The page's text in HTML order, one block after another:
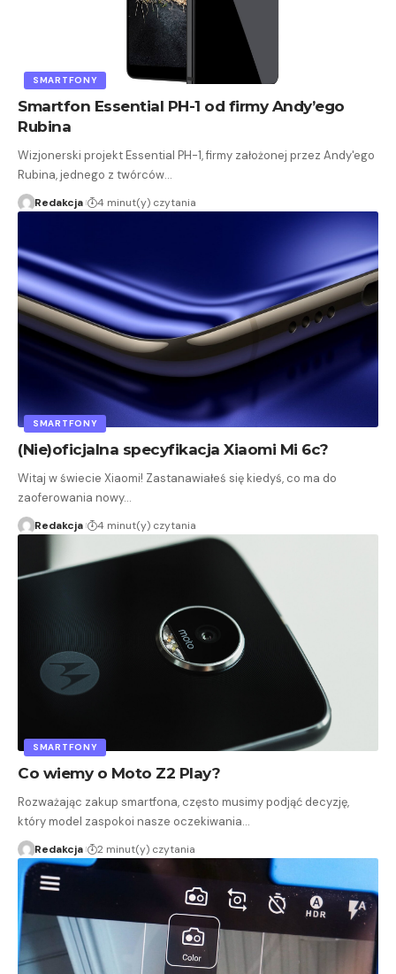
SMARTFONY
Smartfon Essential PH-1 od firmy Andy’ego
Rubina
Wizjonerski projekt Essential PH-1, firmy założonej przez Andy'ego
Rubina, jednego z twórców…
Redakcja 4 minut(y) czytania
SMARTFONY
(Nie)oficjalna specyfikacja Xiaomi Mi 6c?
Witaj w świecie Xiaomi! Zastanawiałeś się kiedyś, co ma do
zaoferowania nowy…
Redakcja 4 minut(y) czytania
SMARTFONY
Co wiemy o Moto Z2 Play?
Rozważając zakup smartfona, często musimy podjąć decyzję,
który model zaspokoi nasze oczekiwania…
Redakcja 2 minut(y) czytania